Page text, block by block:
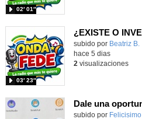
02′ 01″
¿EXISTE O
Contenido educativo.
subido por Beatriz B.
03′ 23″
hace 5 dias
2 visualizaciones
Contenido educativo.
subido por Felicisimo